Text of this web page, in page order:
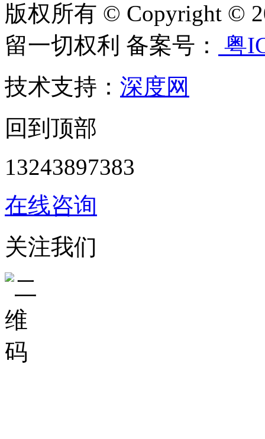
版权所有 © Copyright ©
留一切权利 备案号：
粤
技术支持： 深度网
回到顶部
13243897383
在线咨询
关注我们